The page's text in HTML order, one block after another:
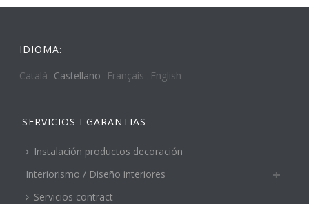
IDIOMA:
Català Castellano Français English
SERVICIOS I GARANTIAS
Instalación productos decoración
Interiorismo / Diseño interiores
Servicios contract